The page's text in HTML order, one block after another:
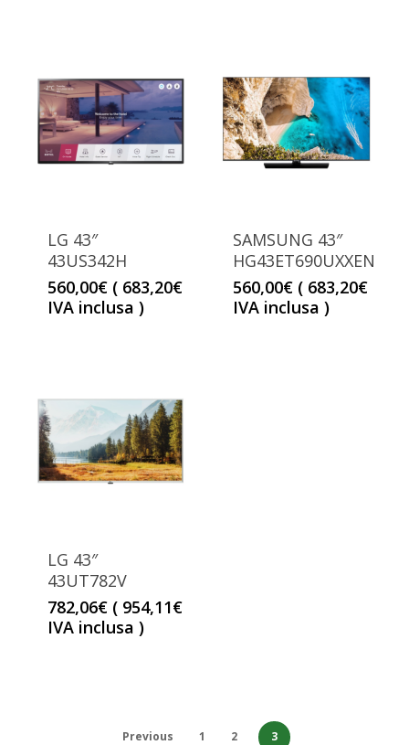
LG 43″
43US342H
560,00€ ( 683,20€
IVA inclusa )
SAMSUNG 43″
HG43ET690UXXEN
560,00€ ( 683,20€
IVA inclusa )
LG 43″
43UT782V
782,06€ ( 954,11€
IVA inclusa )
Previous 1 2 3